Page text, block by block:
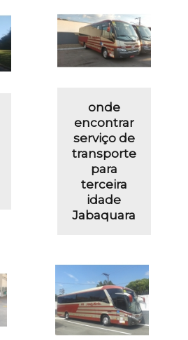
onde
encontrar
serviço de
transporte
para
terceira
idade
Jabaquara